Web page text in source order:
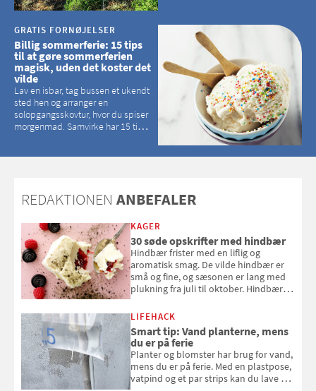
GRATIS FORNØJELSER
Billig sommerferie: 15 tips
til at gøre sommerferien
magisk, uden det koster det
vilde
Lav en isbar, tag bussen et ukendt
sted hen og arranger en
solopgangsskovtur, hvor du spiser
morgenmad. Samvirke har 15 tips
REDAKTIONEN ANBEFALER
KAGER
30 søde opskrifter med hindbær
Hindbær frister med en liflig og
aromatisk smag. De vilde hindbær er
små og fine, og sæsonen er lang med
plukning fra juli til oktober. Hindbær
kan bruge dine hindbær i alt fra
bagværk og salater til is og syltning.
LIFEHACK
Smart tip: Vand planterne, mens
du er på ferie
Planter og blomster har brug for vand,
mens du er på ferie. Med en plastpose,
vatpind og et par strips kan du lave dit